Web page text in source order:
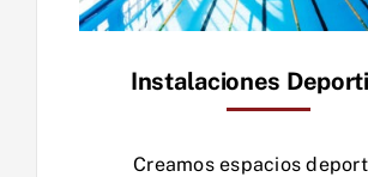
Instalaciones
Creamos espacios